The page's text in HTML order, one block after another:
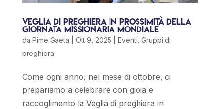
Veglia di preghiera in prossimità della
Giornata Missionaria Mondiale
da Pime Gaeta Ott 9, 2025 Eventi Gruppi di
preghiera
Come ogni anno, nel mese di ottobre, ci
prepariamo a celebrare con gioia e
raccoglimento la Veglia di preghiera in